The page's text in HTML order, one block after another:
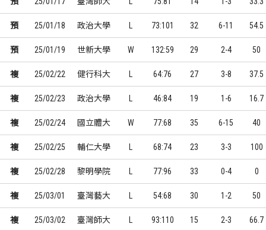
預 25/01/18 政治大學 73:101 32 6-11 54.5
預 25/01/19 世新大學 W 132:59 29 2-4 50
複 25/02/22 健行科大 64:76 27 3-8 37.5
複 25/02/23 政治大學 46:84 19 1-6 16.7
複 25/02/24 國立體大 W 77:68 35 6-15 40
複 25/02/25 輔仁大學 68:74 23 3-3 100
複 25/02/28 黎明學院 77:96 33 0-4 0
複 25/03/01 臺灣藝大 54:68 30 1-2 50
複 25/03/02 臺灣師大 93:110 15 2-3 66.7